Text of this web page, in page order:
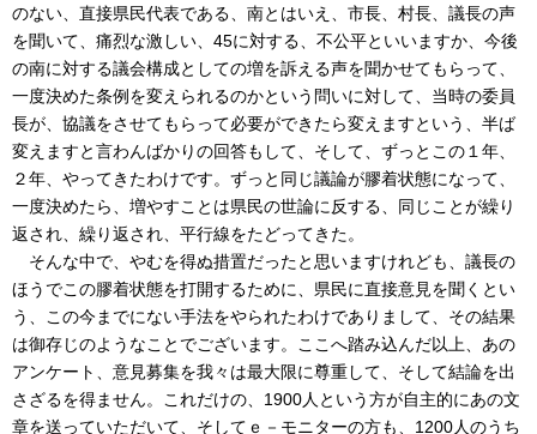
のない、直接県民代表である、南とはいえ、市長、村長、議長の声
を聞いて、痛烈な激しい、45に対する、不公平といいますか、今後
の南に対する議会構成としての増を訴える声を聞かせてもらって、
一度決めた条例を変えられるのかという問いに対して、当時の委員
長が、協議をさせてもらって必要ができたら変えますという、半ば
変えますと言わんばかりの回答もして、そして、ずっとこの１年、
２年、やってきたわけです。ずっと同じ議論が膠着状態になって、
一度決めたら、増やすことは県民の世論に反する、同じことが繰り
返され、繰り返され、平行線をたどってきた。
そんな中で、やむを得ぬ措置だったと思いますけれども、議長の
ほうでこの膠着状態を打開するために、県民に直接意見を聞くとい
う、この今までにない手法をやられたわけでありまして、その結果
は御存じのようなことでございます。ここへ踏み込んだ以上、あの
アンケート、意見募集を我々は最大限に尊重して、そして結論を出
さざるを得ません。これだけの、1900人という方が自主的にあの文
章を送っていただいて、そしてｅ－モニターの方も、1200人のうち